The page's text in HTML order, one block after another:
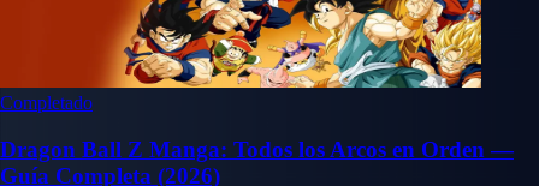
Completado
Dragon Ball Z Manga: Todos los Arcos en Orden —
Guía Completa (2026)